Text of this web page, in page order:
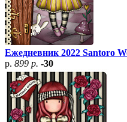
Ежедневник 2022 Santoro
р. 899 р. -30